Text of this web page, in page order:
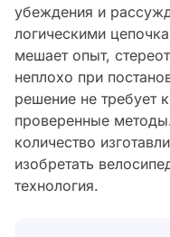
убеждения и
логическими
мешает опыт,
неплохо при
решение не требует
проверенные
количество
изобретать
технология.